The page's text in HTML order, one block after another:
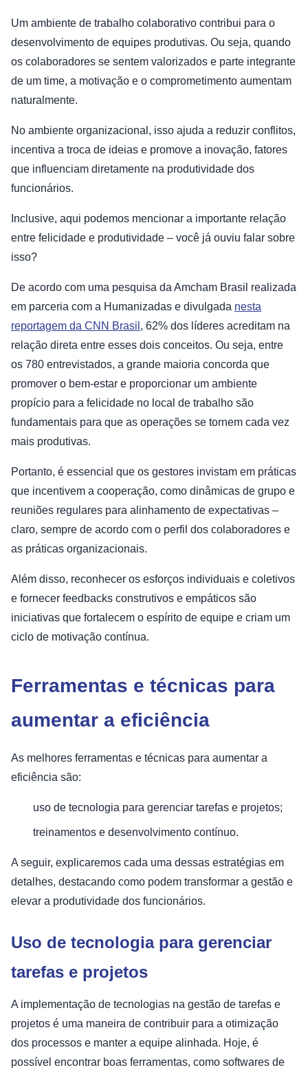
Um ambiente de trabalho colaborativo contribui para o
desenvolvimento de equipes produtivas. Ou seja, quando
os colaboradores se sentem valorizados e parte integrante
de um time, a motivação e o comprometimento aumentam
naturalmente.
No ambiente organizacional, isso ajuda a reduzir conflitos,
incentiva a troca de ideias e promove a inovação, fatores
que influenciam diretamente na produtividade dos
funcionários.
Inclusive, aqui podemos mencionar a importante relação
entre felicidade e produtividade – você já ouviu falar sobre
isso?
De acordo com uma pesquisa da Amcham Brasil realizada
em parceria com a Humanizadas e divulgada nesta
reportagem da CNN Brasil , 62% dos líderes acreditam na
relação direta entre esses dois conceitos. Ou seja, entre
os 780 entrevistados, a grande maioria concorda que
promover o bem-estar e proporcionar um ambiente
propício para a felicidade no local de trabalho são
fundamentais para que as operações se tornem cada vez
mais produtivas.
Portanto, é essencial que os gestores invistam em práticas
que incentivem a cooperação, como dinâmicas de grupo e
reuniões regulares para alinhamento de expectativas –
claro, sempre de acordo com o perfil dos colaboradores e
as práticas organizacionais.
Além disso, reconhecer os esforços individuais e coletivos
e fornecer feedbacks construtivos e empáticos são
iniciativas que fortalecem o espírito de equipe e criam um
ciclo de motivação contínua.
Ferramentas e técnicas para
aumentar a eficiência
As melhores ferramentas e técnicas para aumentar a
eficiência são:
uso de tecnologia para gerenciar tarefas e projetos;
treinamentos e desenvolvimento contínuo.
A seguir, explicaremos cada uma dessas estratégias em
detalhes, destacando como podem transformar a gestão e
elevar a produtividade dos funcionários.
Uso de tecnologia para gerenciar
tarefas e projetos
A implementação de tecnologias na gestão de tarefas e
projetos é uma maneira de contribuir para a otimização
dos processos e manter a equipe alinhada. Hoje, é
possível encontrar boas ferramentas, como softwares de